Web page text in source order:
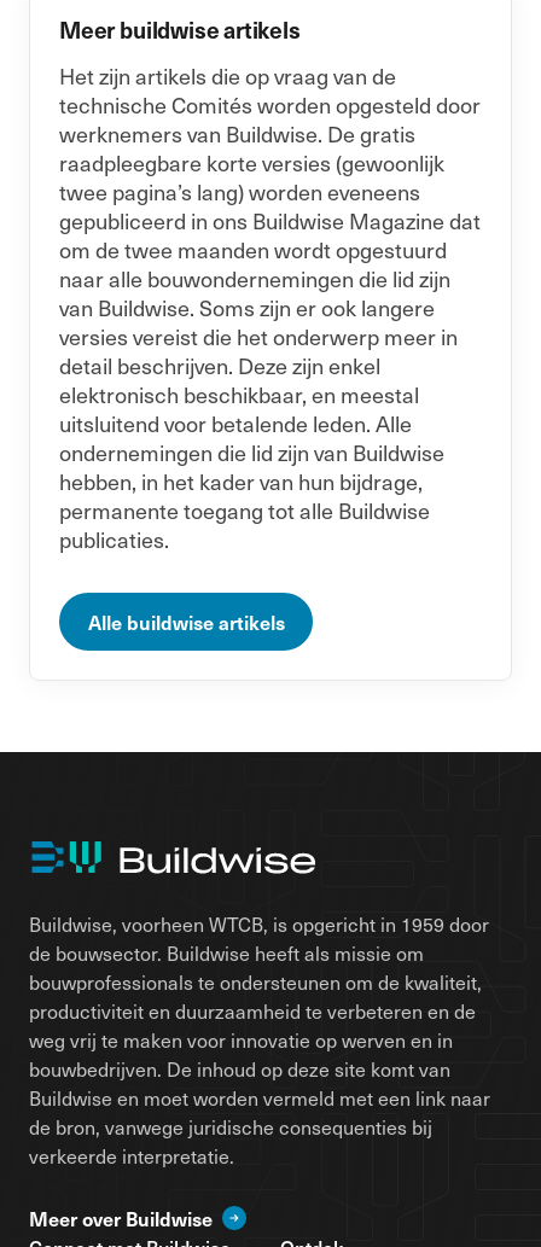
Meer buildwise artikels
Het zijn artikels die op vraag van de
technische Comités worden opgesteld door
werknemers van Buildwise. De gratis
raadpleegbare korte versies (gewoonlijk
twee pagina’s lang) worden eveneens
gepubliceerd in ons Buildwise Magazine dat
om de twee maanden wordt opgestuurd
naar alle bouwondernemingen die lid zijn
van Buildwise. Soms zijn er ook langere
versies vereist die het onderwerp meer in
detail beschrijven. Deze zijn enkel
elektronisch beschikbaar, en meestal
uitsluitend voor betalende leden. Alle
ondernemingen die lid zijn van Buildwise
hebben, in het kader van hun bijdrage,
permanente toegang tot alle Buildwise
publicaties.
Alle buildwise artikels
Buildwise, voorheen WTCB, is opgericht in 1959 door
de bouwsector. Buildwise heeft als missie om
bouwprofessionals te ondersteunen om de kwaliteit,
productiviteit en duurzaamheid te verbeteren en de
weg vrij te maken voor innovatie op werven en in
bouwbedrijven. De inhoud op deze site komt van
Buildwise en moet worden vermeld met een link naar
de bron, vanwege juridische consequenties bij
verkeerde interpretatie.
Meer over Buildwise